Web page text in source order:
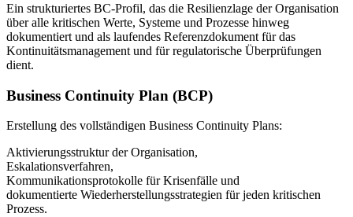
Ein strukturiertes BC-Profil, das die Resilienzlage der Organisation
über alle kritischen Werte, Systeme und Prozesse hinweg
dokumentiert und als laufendes Referenzdokument für das
Kontinuitätsmanagement und für regulatorische Überprüfungen
dient.
Business Continuity Plan (BCP)
Erstellung des vollständigen Business Continuity Plans:
Aktivierungsstruktur der Organisation,
Eskalationsverfahren,
Kommunikationsprotokolle für Krisenfälle und
dokumentierte Wiederherstellungsstrategien für jeden kritischen
Prozess.